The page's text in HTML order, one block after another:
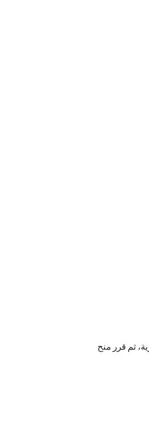
تبرعه بـ99% من ثروته للمؤسسات الخيرية، ثم قرر منح